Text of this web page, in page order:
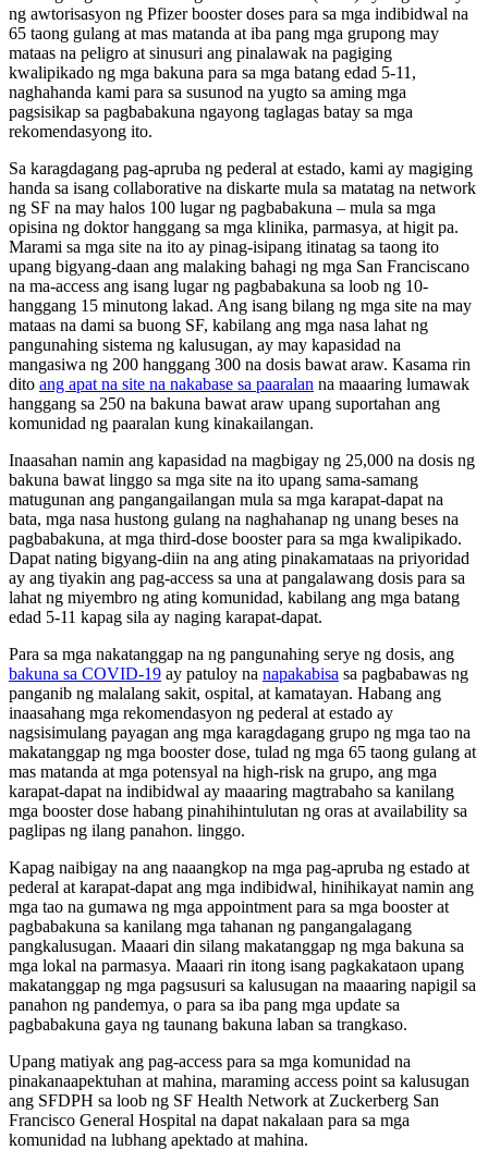
ng awtorisasyon ng Pfizer booster doses para sa mga indibidwal na
65 taong gulang at mas matanda at iba pang mga grupong may
mataas na peligro at sinusuri ang pinalawak na pagiging
kwalipikado ng mga bakuna para sa mga batang edad 5-11,
naghahanda kami para sa susunod na yugto sa aming mga
pagsisikap sa pagbabakuna ngayong taglagas batay sa mga
rekomendasyong ito.
Sa karagdagang pag-apruba ng pederal at estado, kami ay magiging
handa sa isang collaborative na diskarte mula sa matatag na network
ng SF na may halos 100 lugar ng pagbabakuna – mula sa mga
opisina ng doktor hanggang sa mga klinika, parmasya, at higit pa.
Marami sa mga site na ito ay pinag-isipang itinatag sa taong ito
upang bigyang-daan ang malaking bahagi ng mga San Franciscano
na ma-access ang isang lugar ng pagbabakuna sa loob ng 10-
hanggang 15 minutong lakad. Ang isang bilang ng mga site na may
mataas na dami sa buong SF, kabilang ang mga nasa lahat ng
pangunahing sistema ng kalusugan, ay may kapasidad na
mangasiwa ng 200 hanggang 300 na dosis bawat araw. Kasama rin
dito ang apat na site na nakabase sa paaralan na maaaring lumawak
hanggang sa 250 na bakuna bawat araw upang suportahan ang
komunidad ng paaralan kung kinakailangan.
Inaasahan namin ang kapasidad na magbigay ng 25,000 na dosis ng
bakuna bawat linggo sa mga site na ito upang sama-samang
matugunan ang pangangailangan mula sa mga karapat-dapat na
bata, mga nasa hustong gulang na naghahanap ng unang beses na
pagbabakuna, at mga third-dose booster para sa mga kwalipikado.
Dapat nating bigyang-diin na ang ating pinakamataas na priyoridad
ay ang tiyakin ang pag-access sa una at pangalawang dosis para sa
lahat ng miyembro ng ating komunidad, kabilang ang mga batang
edad 5-11 kapag sila ay naging karapat-dapat.
Para sa mga nakatanggap na ng pangunahing serye ng dosis, ang
bakuna sa COVID-19 ay patuloy na napakabisa sa pagbabawas ng
panganib ng malalang sakit, ospital, at kamatayan. Habang ang
inaasahang mga rekomendasyon ng pederal at estado ay
nagsisimulang payagan ang mga karagdagang grupo ng mga tao na
makatanggap ng mga booster dose, tulad ng mga 65 taong gulang at
mas matanda at mga potensyal na high-risk na grupo, ang mga
karapat-dapat na indibidwal ay maaaring magtrabaho sa kanilang
mga booster dose habang pinahihintulutan ng oras at availability sa
paglipas ng ilang panahon. linggo.
Kapag naibigay na ang naaangkop na mga pag-apruba ng estado at
pederal at karapat-dapat ang mga indibidwal, hinihikayat namin ang
mga tao na gumawa ng mga appointment para sa mga booster at
pagbabakuna sa kanilang mga tahanan ng pangangalagang
pangkalusugan. Maaari din silang makatanggap ng mga bakuna sa
mga lokal na parmasya. Maaari rin itong isang pagkakataon upang
makatanggap ng mga pagsusuri sa kalusugan na maaaring napigil sa
panahon ng pandemya, o para sa iba pang mga update sa
pagbabakuna gaya ng taunang bakuna laban sa trangkaso.
Upang matiyak ang pag-access para sa mga komunidad na
pinakanaapektuhan at mahina, maraming access point sa kalusugan
ang SFDPH sa loob ng SF Health Network at Zuckerberg San
Francisco General Hospital na dapat nakalaan para sa mga
komunidad na lubhang apektado at mahina.